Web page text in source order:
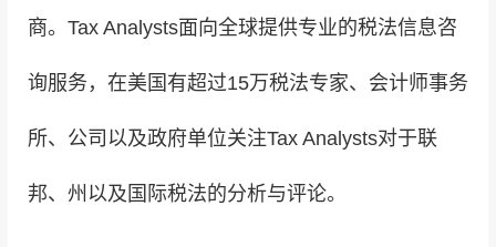
商。Tax Analysts面向全球提供专业的税法信息咨
询服务，在美国有超过15万税法专家、会计师事务
所、公司以及政府单位关注Tax Analysts对于联
邦、州以及国际税法的分析与评论。